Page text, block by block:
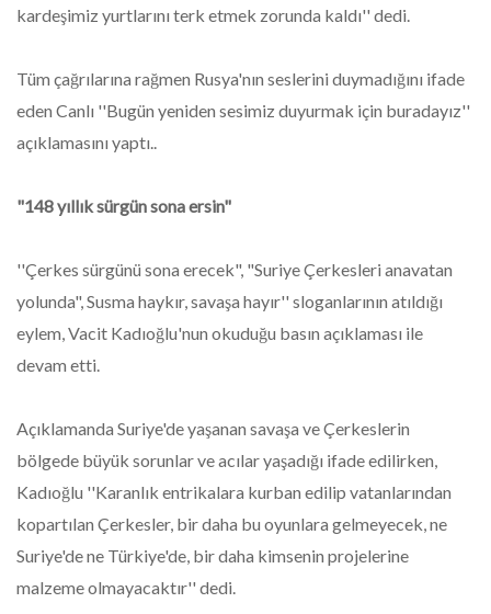
kardeşimiz yurtlarını terk etmek zorunda kaldı'' dedi.
Tüm çağrılarına rağmen Rusya'nın seslerini duymadığını ifade
eden Canlı ''Bugün yeniden sesimiz duyurmak için buradayız''
açıklamasını yaptı..
"148 yıllık sürgün sona ersin"
''Çerkes sürgünü sona erecek", "Suriye Çerkesleri anavatan
yolunda", Susma haykır, savaşa hayır'' sloganlarının atıldığı
eylem, Vacit Kadıoğlu'nun okuduğu basın açıklaması ile
devam etti.
Açıklamanda Suriye'de yaşanan savaşa ve Çerkeslerin
bölgede büyük sorunlar ve acılar yaşadığı ifade edilirken,
Kadıoğlu ''Karanlık entrikalara kurban edilip vatanlarından
kopartılan Çerkesler, bir daha bu oyunlara gelmeyecek, ne
Suriye'de ne Türkiye'de, bir daha kimsenin projelerine
malzeme olmayacaktır'' dedi.